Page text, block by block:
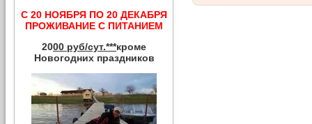
С 20 НОЯБРЯ ПО 20 ДЕКАБРЯ
ПРОЖИВАНИЕ С ПИТАНИЕМ
2000 руб/сут.***кроме
Новогодних праздников